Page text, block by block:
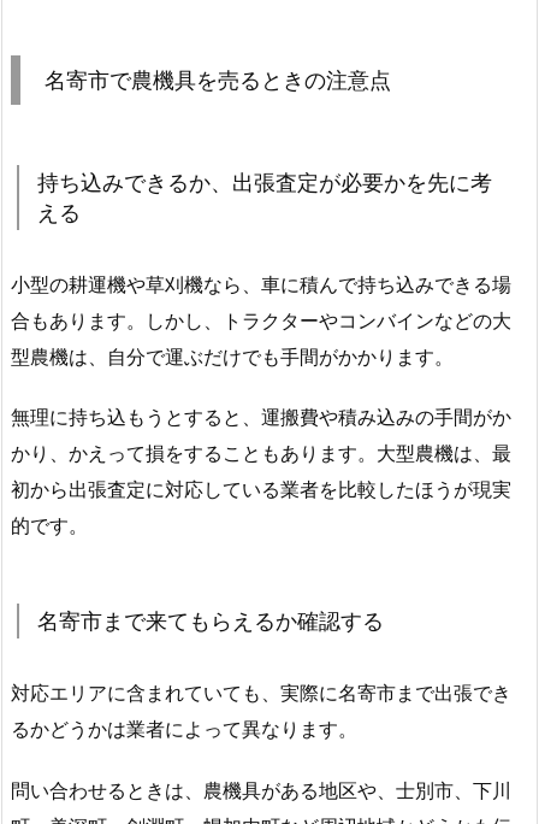
名寄市で農機具を売るときの注意点
持ち込みできるか、出張査定が必要かを先に考
える
小型の耕運機や草刈機なら、車に積んで持ち込みできる場
合もあります。しかし、トラクターやコンバインなどの大
型農機は、自分で運ぶだけでも手間がかかります。
無理に持ち込もうとすると、運搬費や積み込みの手間がか
かり、かえって損をすることもあります。大型農機は、最
初から出張査定に対応している業者を比較したほうが現実
的です。
名寄市まで来てもらえるか確認する
対応エリアに含まれていても、実際に名寄市まで出張でき
るかどうかは業者によって異なります。
問い合わせるときは、農機具がある地区や、士別市、下川